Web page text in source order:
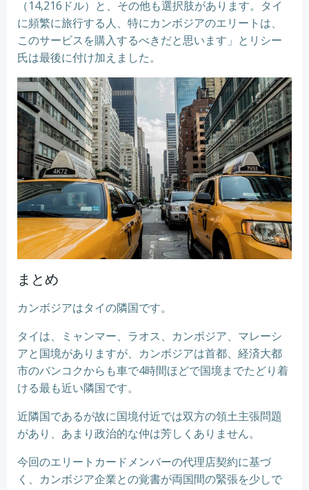
（14,216ドル）と、その他も選択肢があります。タイ
に頻繁に旅行する人、特にカンボジアのエリートは、
このサービスを購入するべきだと思います」とリシー
氏は最後に付け加えました。
まとめ
カンボジアはタイの隣国です。
タイは、ミャンマー、ラオス、カンボジア、マレーシ
アと国境がありますが、カンボジアは首都、経済大都
市のバンコクからも車で4時間ほどで国境までたどり着
ける最も近い隣国です。
近隣国であるが故に国境付近では双方の領土主張問題
があり、あまり政治的な仲は芳しくありません。
今回のエリートカードメンバーの代理店契約に基づ
く、カンボジア企業との覚書が両国間の緊張を少しで